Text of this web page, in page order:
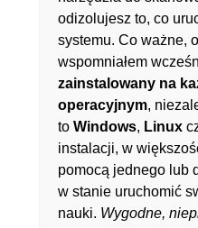
odizolujesz to, co
systemu. Co ważne,
wspomniałem
zainstalowany na
operacyjnym,
to Windows, Linux
instalacji, w
pomocą jednego lub
w stanie uruchomić
nauki. Wygodne,